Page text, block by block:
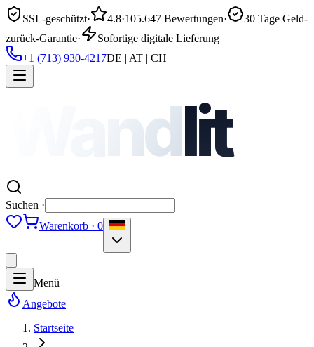
SSL-geschützt· 4.8·105.647 Bewertungen·
30 Tage Geld-
zurück-Garantie·
Sofortige digitale Lieferung
+1 (713) 930-4217DE | AT | CH
Wandlit
Suchen ·
Warenkorb · 0
Menü
Angebote
Startseite